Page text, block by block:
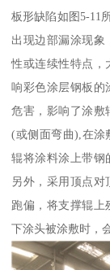
板形缺陷如图5-11
出现边部漏涂现象
性或连续性特点，
响彩色涂层钢板的
危害，影响了涂敷
(或侧面弯曲),在涂
辊将涂料涂上带钢
另外，采用顶点
跑偏，将支撑辊上
下涂头被涂敷时，